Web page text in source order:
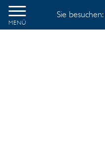
MENÜ
Sie besuchen: